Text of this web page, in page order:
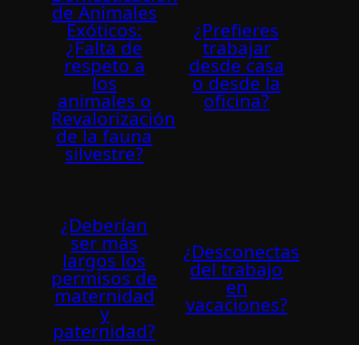
de Animales
Exóticos:
¿Falta de
respeto a
los
animales o
Revalorización
de la fauna
silvestre?
¿Prefieres
trabajar
desde casa
o desde la
oficina?
¿Deberí­an
ser más
largos los
permisos de
maternidad
y
paternidad?
¿Desconectas
del trabajo
en
vacaciones?